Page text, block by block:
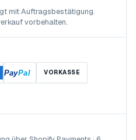
mit Auftragsbestätigung.
vorbehalten.
PayPal VORKASSE